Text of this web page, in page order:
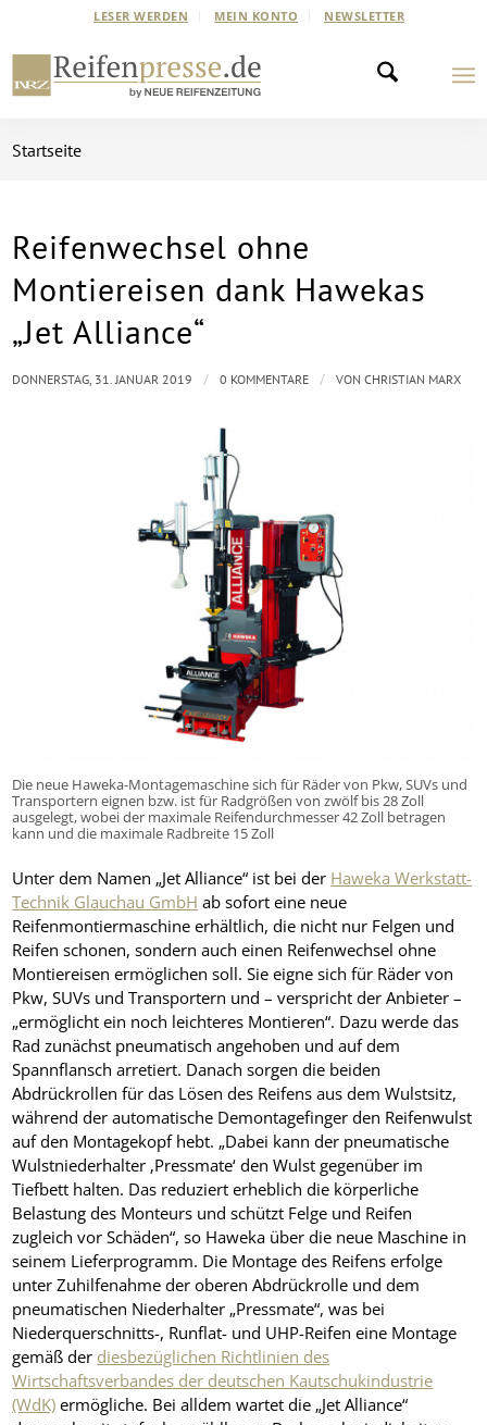
LESER WERDEN MEIN KONTO NEWSLETTER
Startseite
Reifenwechsel ohne
Montiereisen dank Hawekas
„Jet Alliance“
Die neue Haweka-Montagemaschine sich für Räder von Pkw, SUVs und
Transportern eignen bzw. ist für Radgrößen von zwölf bis 28 Zoll
ausgelegt, wobei der maximale Reifendurchmesser 42 Zoll betragen
kann und die maximale Radbreite 15 Zoll
Unter dem Namen „Jet Alliance“ ist bei der Haweka Werkstatt-
Technik Glauchau GmbH ab sofort eine neue
Reifenmontiermaschine erhältlich, die nicht nur Felgen und
Reifen schonen, sondern auch einen Reifenwechsel ohne
Montiereisen ermöglichen soll. Sie eigne sich für Räder von
Pkw, SUVs und Transportern und – verspricht der Anbieter –
„ermöglicht ein noch leichteres Montieren“. Dazu werde das
Rad zunächst pneumatisch angehoben und auf dem
Spannflansch arretiert. Danach sorgen die beiden
Abdrückrollen für das Lösen des Reifens aus dem Wulstsitz,
während der automatische Demontagefinger den Reifenwulst
auf den Montagekopf hebt. „Dabei kann der pneumatische
Wulstniederhalter ‚Pressmate‘ den Wulst gegenüber im
Tiefbett halten. Das reduziert erheblich die körperliche
Belastung des Monteurs und schützt Felge und Reifen
zugleich vor Schäden“, so Haweka über die neue Maschine in
seinem Lieferprogramm. Die Montage des Reifens erfolge
unter Zuhilfenahme der oberen Abdrückrolle und dem
pneumatischen Niederhalter „Pressmate“, was bei
Niederquerschnitts-, Runflat- und UHP-Reifen eine Montage
gemäß der diesbezüglichen Richtlinien des
Wirtschaftsverbandes der deutschen Kautschukindustrie
(WdK) ermögliche. Bei alldem wartet die „Jet Alliance“
DONNERSTAG, 31. JANUAR 2019 / 0 KOMMENTARE / VONCHRISTIAN MARX